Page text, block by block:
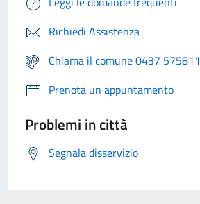
Richiedi Assistenza
Chiama il comune 0437 575811
Prenota un appuntamento
Problemi in città
Segnala disservizio